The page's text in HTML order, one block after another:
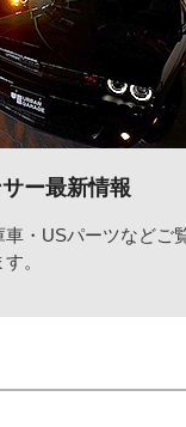
ー最新情報
車・USパーツなどご
。